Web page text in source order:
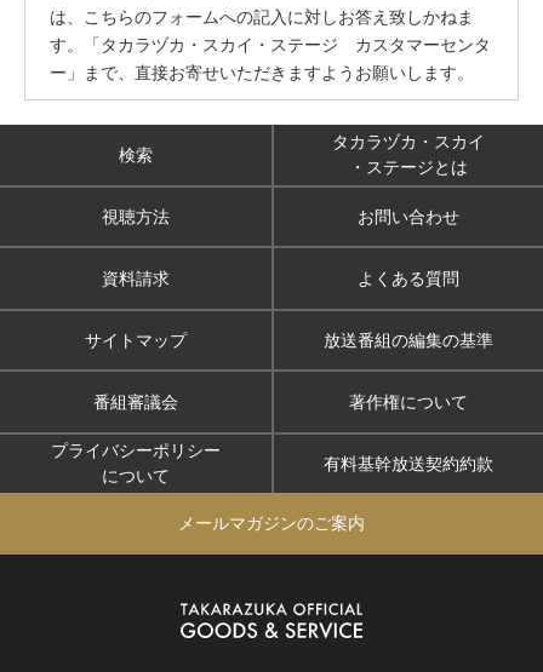
は、こちらのフォームへの記入に対しお答え致しかねま
す。「タカラヅカ・スカイ・ステージ カスタマーセンタ
ー」まで、直接お寄せいただきますようお願いします。
検索
タカラヅカ・スカイ
・ステージとは
視聴方法 お問い合わせ
資料請求 よくある質問
サイトマップ 放送番組の編集の基準
番組審議会 著作権について
プライバシーポリシー
について
有料基幹放送契約約款
メールマガジンのご案内